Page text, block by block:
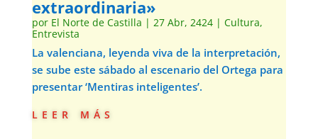
extraordinaria»
por El Norte de Castilla | 27 Abr, 2424| Cultura,
Entrevista
La valenciana, leyenda viva de la interpretación,
se sube este sábado al escenario del Ortega para
presentar ‘Mentiras inteligentes’.
leer más